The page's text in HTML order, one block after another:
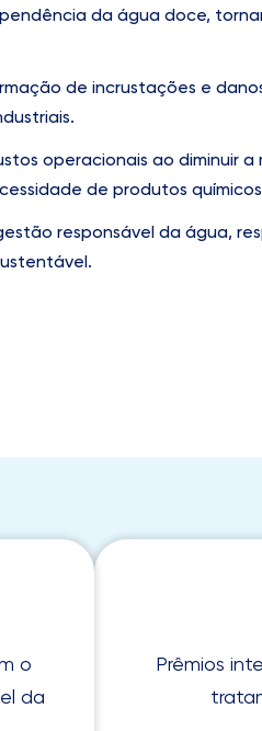
da água doce,
de incrustações e
operacionais ao diminuir
de produtos
responsável da água,
Prêmios
o
da